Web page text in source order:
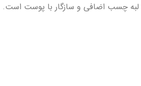
چسب اضافی و سازگار با پوست است.